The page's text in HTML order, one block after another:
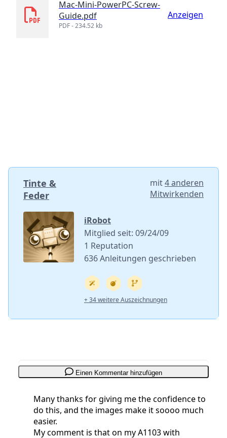
Mac-Mini-PowerPC-Screw-
Guide.pdf
PDF - 234.52 kb
Anzeigen
Tinte &
Feder
mit4 anderen
Mitwirkenden
iRobot
Mitglied seit: 09/24/09
1 Reputation
636 Anleitungen geschrieben
+ 34 weitere Auszeichnungen
Einen Kommentar hinzufügen
Many thanks for giving me the confidence to
do this, and the images make it soooo much
easier.
My comment is that on my A1103 with